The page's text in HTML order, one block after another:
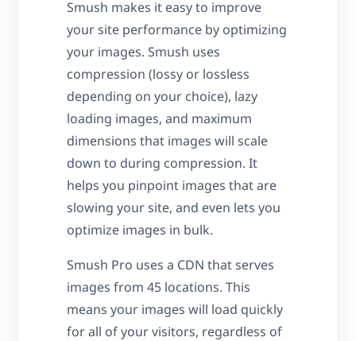
Smush makes it easy to improve
your site performance by optimizing
your images. Smush uses
compression (lossy or lossless
depending on your choice), lazy
loading images, and maximum
dimensions that images will scale
down to during compression. It
helps you pinpoint images that are
slowing your site, and even lets you
optimize images in bulk.
Smush Pro uses a CDN that serves
images from 45 locations. This
means your images will load quickly
for all of your visitors, regardless of